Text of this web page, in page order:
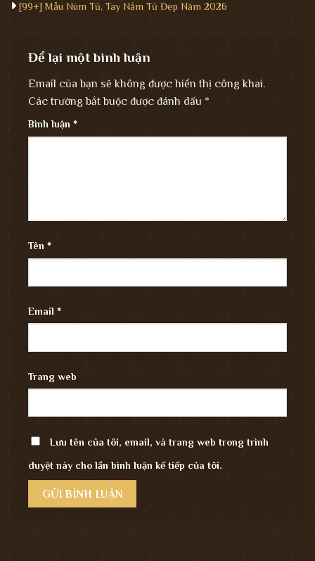
[99+] Mẫu Núm Tủ, Tay Nắm Tủ Đẹp Năm 2026
Để lại một bình luận
Email của bạn sẽ không được hiển thị công khai.
Các trường bắt buộc được đánh dấu *
Bình luận *
Tên *
Email *
Trang web
Lưu tên của tôi, email, và trang web trong trình
duyệt này cho lần bình luận kế tiếp của tôi.